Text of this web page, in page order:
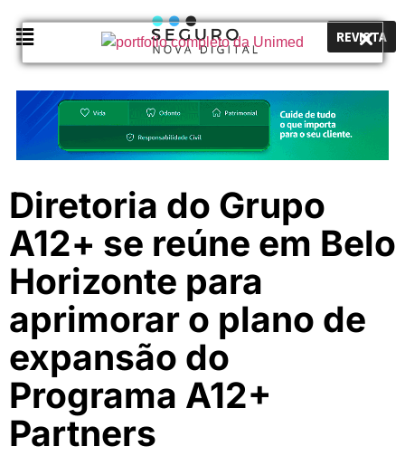
REVISTA
Diretoria do Grupo
A12+ se reúne em Belo
Horizonte para
aprimorar o plano de
expansão do
Programa A12+
Partners